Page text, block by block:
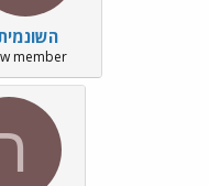
א
ר
י
ך
member